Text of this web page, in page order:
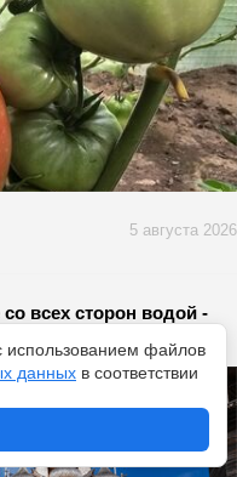
5 августа 2026
всех сторон водой -
тут живут люди
использованием файлов
данных в соответствии